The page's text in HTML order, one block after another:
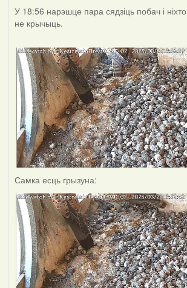
У 18:56 нарэшце пара сядзіць побач і ніхто
не крычыць.
Самка есць грызуна: